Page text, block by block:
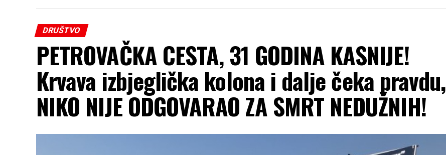
DRUŠTVO
PETROVAČKA CESTA, 31 GODINA KASNIJE!
Krvava izbjeglička kolona i dalje čeka pravdu,
NIKO NIJE ODGOVARAO ZA SMRT NEDUŽNIH!